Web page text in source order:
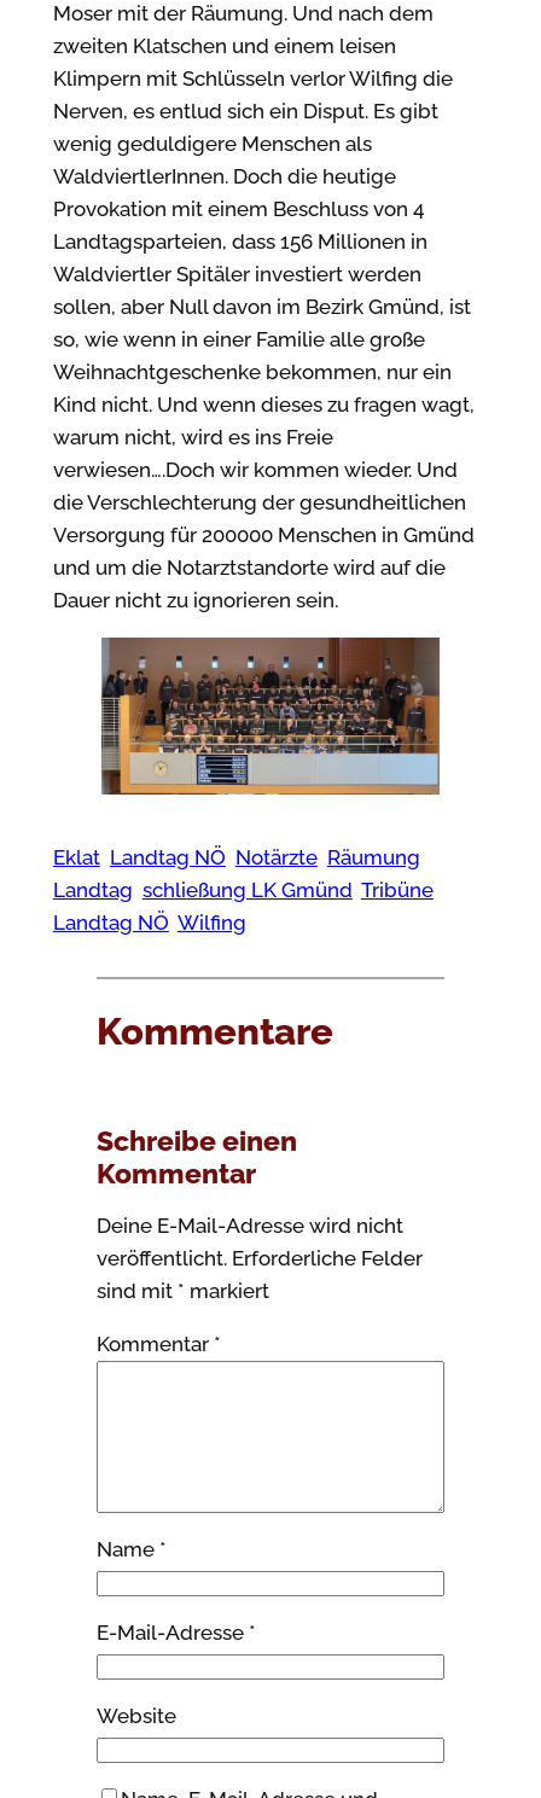
Moser mit der Räumung. Und nach dem
zweiten Klatschen und einem leisen
Klimpern mit Schlüsseln verlor Wilfing die
Nerven, es entlud sich ein Disput. Es gibt
wenig geduldigere Menschen als
WaldviertlerInnen. Doch die heutige
Provokation mit einem Beschluss von 4
Landtagsparteien, dass 156 Millionen in
Waldviertler Spitäler investiert werden
sollen, aber Null davon im Bezirk Gmünd, ist
so, wie wenn in einer Familie alle große
Weihnachtgeschenke bekommen, nur ein
Kind nicht. Und wenn dieses zu fragen wagt,
warum nicht, wird es ins Freie
verwiesen….Doch wir kommen wieder. Und
die Verschlechterung der gesundheitlichen
Versorgung für 200000 Menschen in Gmünd
und um die Notarztstandorte wird auf die
Dauer nicht zu ignorieren sein.
Eklat Landtag NÖ Notärzte Räumung
Landtag schließung LK Gmünd Tribüne
Landtag NÖ Wilfing
Kommentare
Schreibe einen
Kommentar
Deine E-Mail-Adresse wird nicht
veröffentlicht. Erforderliche Felder
sind mit * markiert
Kommentar *
Name *
E-Mail-Adresse *
Website